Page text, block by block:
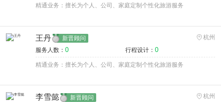
精通业务：擅长为个人、公司、家庭定制个性化旅游服务
王丹 新晋顾问
杭州
服务人数： 0 行程设计： 0
精通业务：擅长为个人、公司、家庭定制个性化旅游服务
李雪懿 新晋顾问
杭州